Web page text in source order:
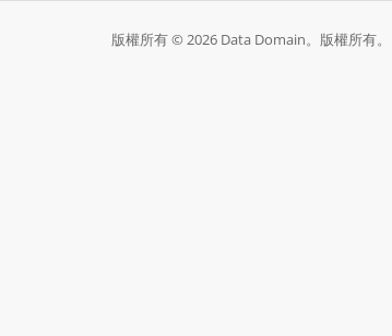
版權所有 © 2026 Data Domain。版權所有。